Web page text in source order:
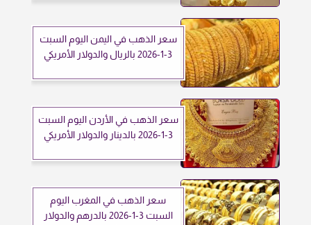
سعر الذهب في اليمن اليوم السبت
3-1-2026 بالريال والدولار الأمريكي
سعر الذهب في الأردن اليوم السبت
3-1-2026 بالدينار والدولار الأمريكي
سعر الذهب في المغرب اليوم
السبت 3-1-2026 بالدرهم والدولار